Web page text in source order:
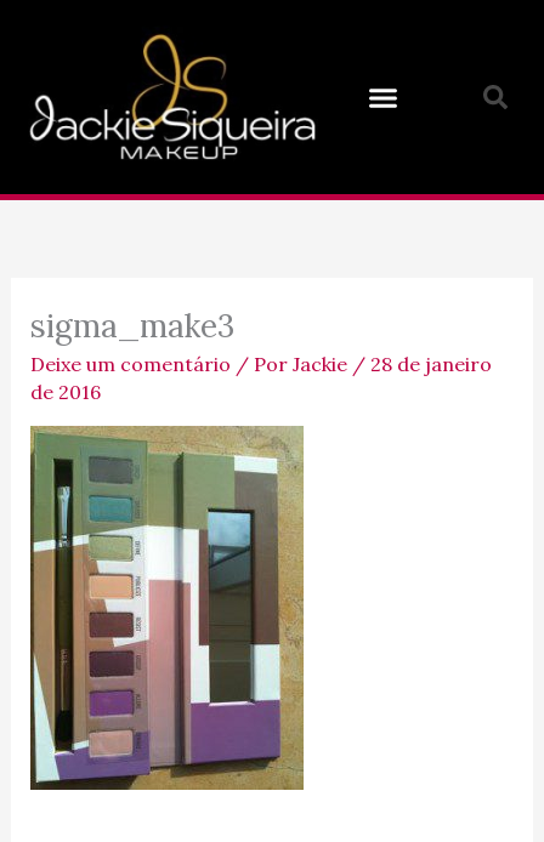
conteúdo
sigma_make3
Deixe um comentário / Por Jackie / 28 de janeiro
de 2016